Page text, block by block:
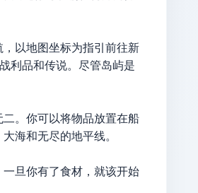
以地图坐标为指引前往新
利品和传说。尽管岛屿是
。你可以将物品放置在船
海和无尽的地平线。
旦你有了食材，就该开始